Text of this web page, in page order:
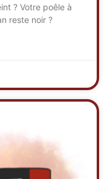
? Votre poêle à
reste noir ?